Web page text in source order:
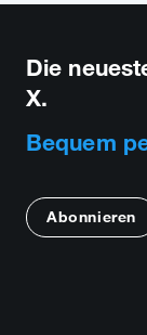
Die
X.
Bequem
Abonnieren